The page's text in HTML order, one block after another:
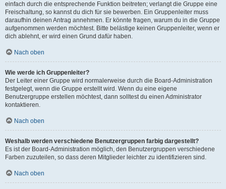
einfach durch die entsprechende Funktion beitreten; verlangt die Gruppe eine
Freischaltung, so kannst du dich für sie bewerben. Ein Gruppenleiter muss
daraufhin deinen Antrag annehmen. Er könnte fragen, warum du in die Gruppe
aufgenommen werden möchtest. Bitte belästige keinen Gruppenleiter, wenn er
dich ablehnt, er wird einen Grund dafür haben.
Nach oben
Wie werde ich Gruppenleiter?
Der Leiter einer Gruppe wird normalerweise durch die Board-Administration
festgelegt, wenn die Gruppe erstellt wird. Wenn du eine eigene
Benutzergruppe erstellen möchtest, dann solltest du einen Administrator
kontaktieren.
Nach oben
Weshalb werden verschiedene Benutzergruppen farbig dargestellt?
Es ist der Board-Administration möglich, den Benutzergruppen verschiedene
Farben zuzuteilen, so dass deren Mitglieder leichter zu identifizieren sind.
Nach oben